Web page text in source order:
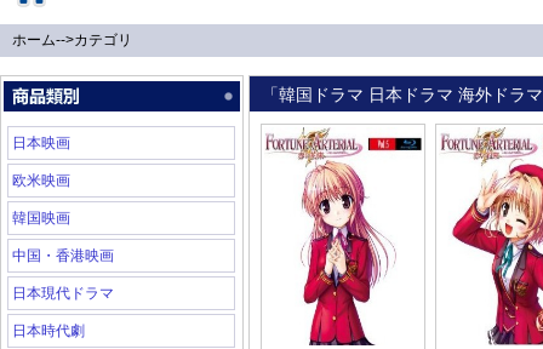
ホーム-->カテゴリ
日本映画
欧米映画
韓国映画
中国・香港映画
日本現代ドラマ
日本時代劇
「韓国ドラマ 日本ドラマ 海外ドラ